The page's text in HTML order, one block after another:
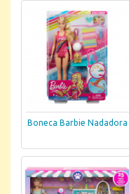
Boneca Barbie Nadadora